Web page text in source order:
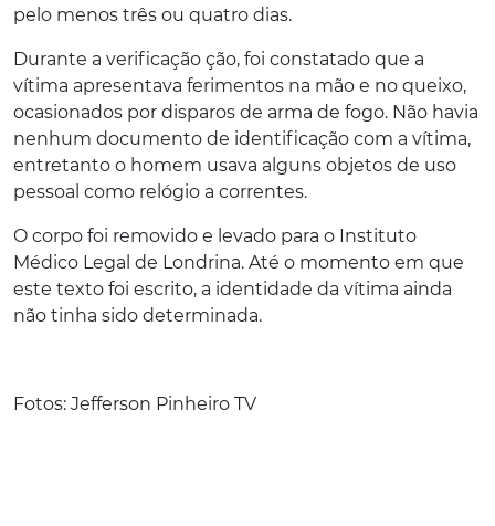
pelo menos três ou quatro dias.
Durante a verificação ção, foi constatado que a
vítima apresentava ferimentos na mão e no queixo,
ocasionados por disparos de arma de fogo. Não havia
nenhum documento de identificação com a vítima,
entretanto o homem usava alguns objetos de uso
pessoal como relógio a correntes.
O corpo foi removido e levado para o Instituto
Médico Legal de Londrina. Até o momento em que
este texto foi escrito, a identidade da vítima ainda
não tinha sido determinada.
Fotos: Jefferson Pinheiro TV